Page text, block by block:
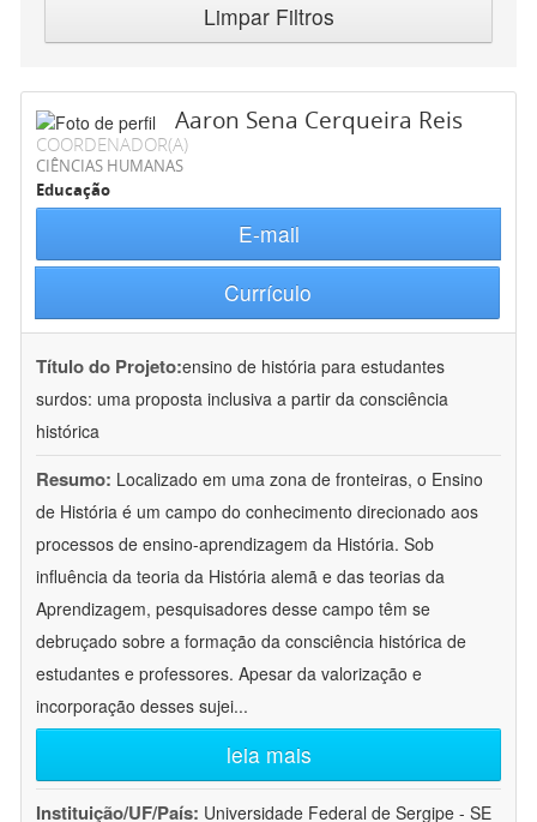
Limpar Filtros
Aaron Sena Cerqueira Reis
COORDENADOR(A)
CIÊNCIAS HUMANAS
Educação
E-mail
Currículo
Título do Projeto:ensino de história para estudantes
surdos: uma proposta inclusiva a partir da consciência
histórica
Resumo: Localizado em uma zona de fronteiras, o Ensino
de História é um campo do conhecimento direcionado aos
processos de ensino-aprendizagem da História. Sob
influência da teoria da História alemã e das teorias da
Aprendizagem, pesquisadores desse campo têm se
debruçado sobre a formação da consciência histórica de
estudantes e professores. Apesar da valorização e
incorporação desses sujei...
leia mais
Instituição/UF/País: Universidade Federal de Sergipe - SE